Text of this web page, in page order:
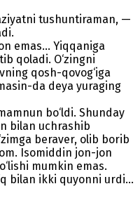
tushuntiraman, —
emas... Yiqqaniga
qoladi. O‘zingni
qosh-qovog‘iga
da deya yuraging
bo‘ldi. Shunday
bilan uchrashib
beraver, olib borib
Isomiddin jon-jon
mumkin emas.
bilan ikki quyonni urdi...